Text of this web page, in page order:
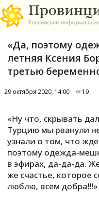
А
Б
В
«Да, поэтому
летняя Ксения
третью
29 октября 2020, 14:00 19
«Ну что, скрывать
Турцию мы рванули
узнали о том, что
поэтому одежда-
в эфирах, да-да-да.
же счастье, которое
люблю, всем